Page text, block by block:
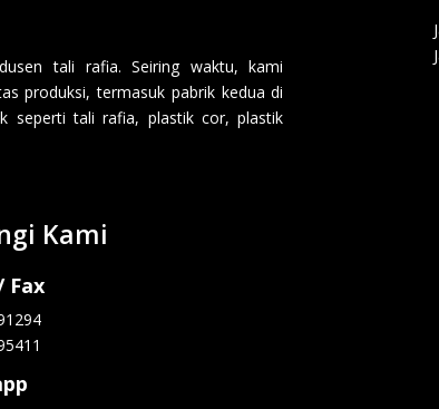
tali rafia. Seiring waktu, kami
produksi, termasuk pabrik kedua di
seperti tali rafia, plastik cor, plastik
Kami
Fax